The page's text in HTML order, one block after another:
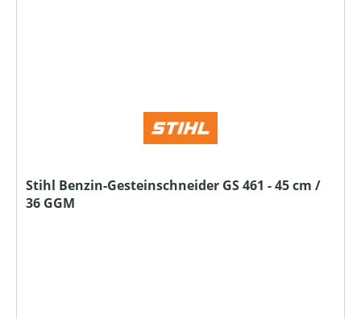
Stihl Benzin-Gesteinschneider GS 461 - 45 cm /
36 GGM